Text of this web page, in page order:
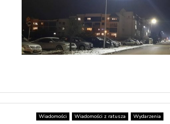
Wiadomości Wiadomości z ratusza Wydarzenia